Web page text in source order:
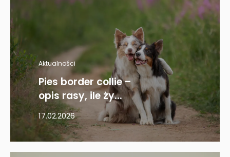
Aktualności
Pies border collie –
opis rasy, ile ży...
17.02.2026